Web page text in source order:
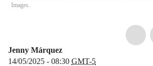
Images.
Jenny Márquez
14/05/2025 - 08:30 GMT-5